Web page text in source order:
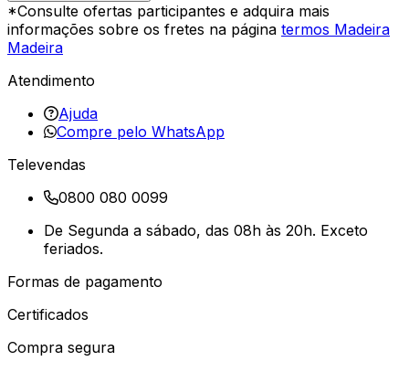
*Consulte ofertas participantes e adquira mais
informações sobre os fretes na página termos Madeira
Madeira
Atendimento
Ajuda
Compre pelo WhatsApp
Televendas
0800 080 0099
De Segunda a sábado, das 08h às 20h. Exceto
feriados.
Formas de pagamento
Certificados
Compra segura